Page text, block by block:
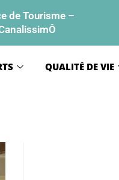
de Tourisme –
QUALITÉ DE VIE